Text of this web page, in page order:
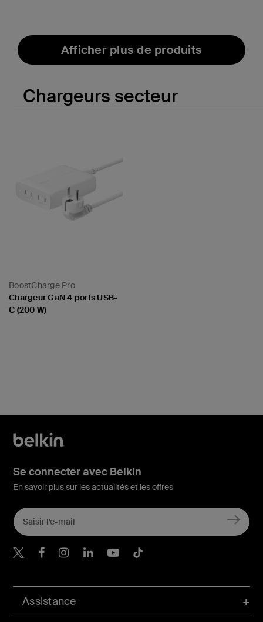
Afficher plus de produits
Chargeurs secteur
BoostCharge Pro
Chargeur GaN 4 ports USB-
C (200 W)
Assistance
Se connecter avec Belkin
En savoir plus sur les actualités et les offres
Belkin Twitter
Belkin Facebook
Belkin Instagram
Belkin LinkedIn
Belkin Youtube
Belkin TikTok